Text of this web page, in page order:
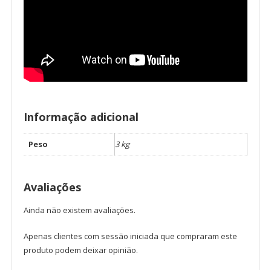
Informação adicional
Peso 3 kg
Avaliações
Ainda não existem avaliações.
Apenas clientes com sessão iniciada que compraram este
produto podem deixar opinião.